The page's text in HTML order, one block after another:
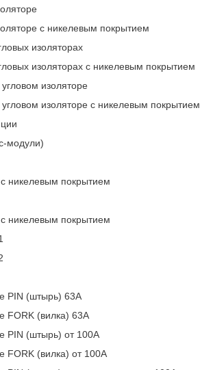
с никелевым покрытием
изоляторах
изоляторах с никелевым покрытием
изоляторе
изоляторе с никелевым покрытием
модули)
никелевым покрытием
никелевым покрытием
PIN (штырь) 63А
FORK (вилка) 63А
PIN (штырь) от 100А
FORK (вилка) от 100А